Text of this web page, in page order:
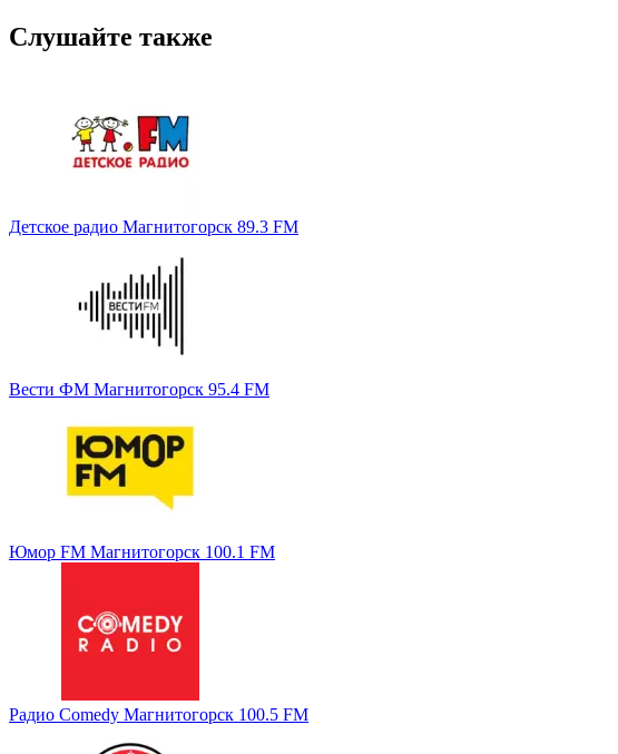
Слушайте также
Детское радио Магнитогорск 89.3 FM
Вести ФМ Магнитогорск 95.4 FM
Юмор FM Магнитогорск 100.1 FM
Радио Comedy Магнитогорск 100.5 FM